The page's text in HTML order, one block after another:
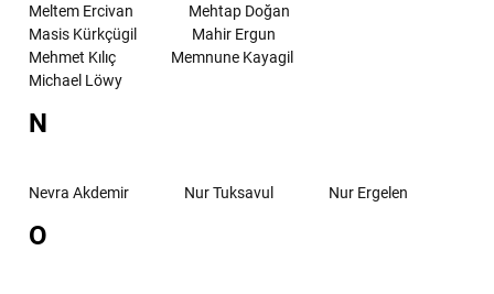
Meltem Ercivan
Mehtap Doğan
Masis Kürkçügil
Mahir Ergun
Mehmet Kılıç
Memnune Kayagil
Michael Löwy
N
Nevra Akdemir Nur Tuksavul Nur Ergelen
O